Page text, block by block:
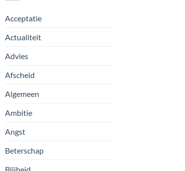
Acceptatie
Actualiteit
Advies
Afscheid
Algemeen
Ambitie
Angst
Beterschap